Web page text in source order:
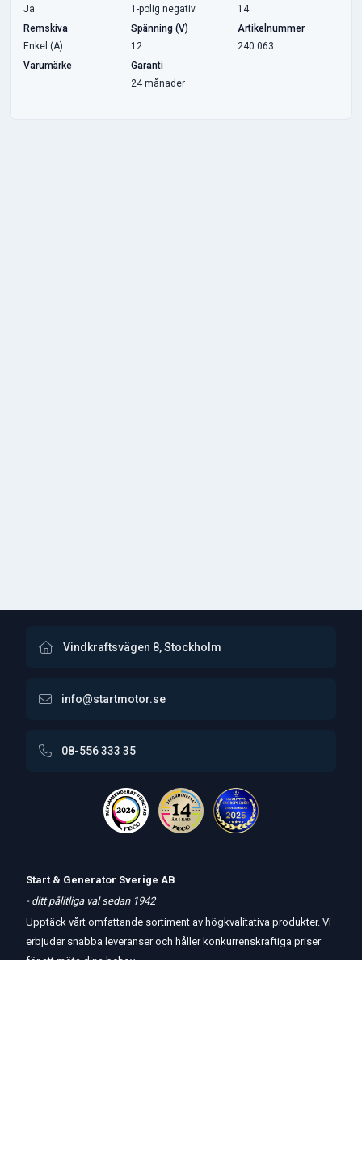
Ja
1-polig negativ
14
Remskiva
Enkel (A)
Spänning (V)
12
Artikelnummer
240 063
Varumärke
Garanti
24 månader
Vindkraftsvägen 8, Stockholm
info@startmotor.se
08-556 333 35
Start & Generator Sverige AB
- ditt pålitliga val sedan 1942
Upptäck vårt omfattande sortiment av högkvalitativa produkter. Vi
erbjuder snabba leveranser och håller konkurrenskraftiga priser
för att möta dina behov.